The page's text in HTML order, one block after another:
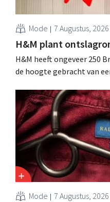
Mode 7 Augustus, 2026
H&M plant
H&M heeft ongeveer 250
de hoogte gebracht van
sanering volgt op
en Spanje waarbij al
Mode 7 Augustus, 2026